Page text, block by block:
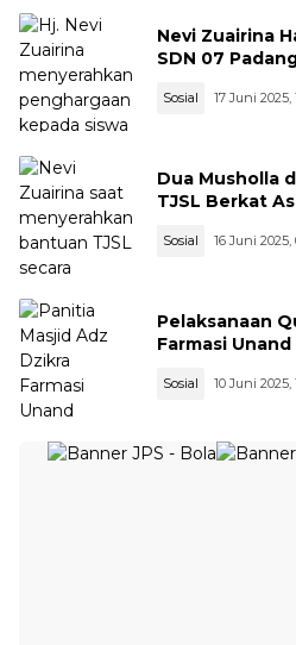
Nevi Zuairina
SDN 07
Sosial 17 Juni 2025,
Dua Musholla
TJSL Berkat
Sosial 16 Juni 2025,
Pelaksanaan
Farmasi
Sosial 10 Juni 2025,